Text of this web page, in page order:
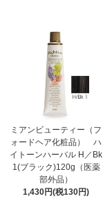
ミアンビューティー（フ
ォードヘア化粧品） ハ
イトーンハーバル H／Bk
1(ブラック)120g（医薬
部外品）
1,430円(税130円)